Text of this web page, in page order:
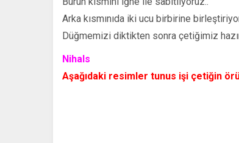
Arka kısmınıda iki ucu birbirine
Düğmemizi diktikten sonra çetiğimiz
Nihals
Aşağıdaki resimler tunus işi çetiğin